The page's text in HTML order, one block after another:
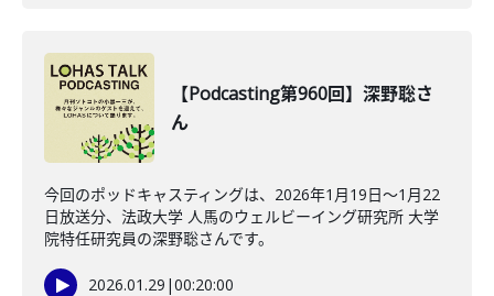
【Podcasting第960回】深野聡さ
ん
今回のポッドキャスティングは、2026年1月19日〜1月22
日放送分、法政大学 人馬のウェルビーイング研究所 大学
院特任研究員の深野聡さんです。
2026.01.29 |00:20:00